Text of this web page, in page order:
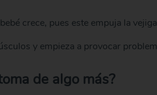
crece, pues este empuja la
y empieza a provocar
de algo más?